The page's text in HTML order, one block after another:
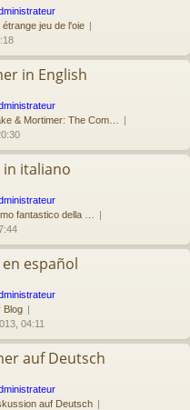
étrange jeu de l'oie
in English
& Mortimer: The Com…
italiano
fantastico della …
español
Blog
04:11
auf Deutsch
auf Deutsch